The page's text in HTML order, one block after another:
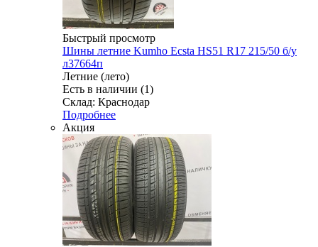
Быстрый просмотр
Шины летние Kumho Ecsta HS51 R17 215/50 б/у
л37664п
Летние (лето)
Есть в наличии (1)
Склад: Краснодар
Подробнее
Акция